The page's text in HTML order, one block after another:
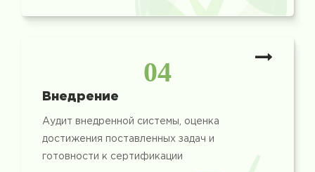
04
Внедрение
Аудит внедренной системы, оценка
достижения поставленных задач и
готовности к сертификации